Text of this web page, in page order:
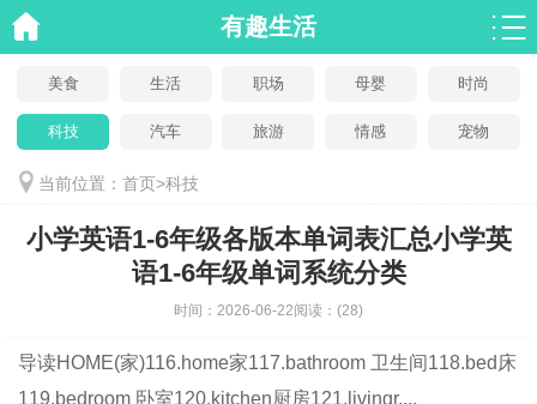
有趣生活
美食 生活 职场 母婴 时尚
科技 汽车 旅游 情感 宠物
当前位置： 首页>科技
小学英语1-6年级各版本单词表汇总小学英
语1-6年级单词系统分类
时间： 2026-06-22阅读： (28)
导读HOME(家)116.home家117.bathroom 卫生间118.bed床
119.bedroom 卧室120.kitchen厨房121.livingr....